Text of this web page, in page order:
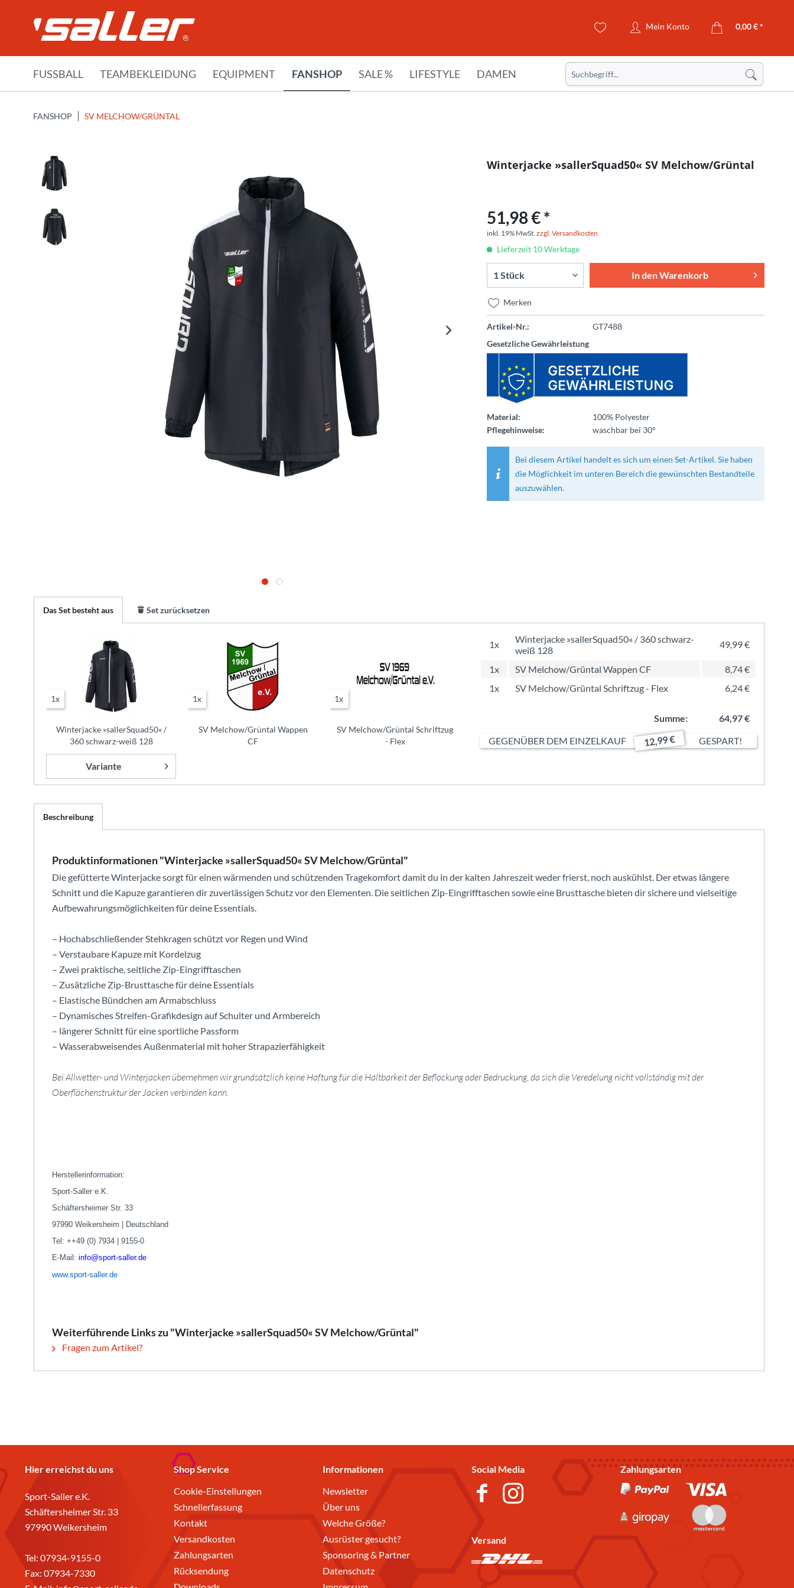
Mein Konto 0,00 € *
FUSSBALL TEAMBEKLEIDUNG EQUIPMENT FANSHOP SALE % LIFESTYLE DAMEN
FANSHOP SV MELCHOW/GRÜNTAL
Winterjacke »sallerSquad50« SV Melchow/Grüntal
51,98 € *
inkl. 19% MwSt. zzgl. Versandkosten
Lieferzeit 10 Werktage
In denWarenkorb
Merken
Artikel-Nr.:
GT7488
Gesetzliche Gewährleistung
Material:
100% Polyester
Pflegehinweise:
waschbar bei 30°
Bei diesem Artikel handelt es sich um einen Set-Artikel. Sie haben
die Möglichkeit im unteren Bereich die gewünschten Bestandteile
auszuwählen.
Das Set besteht aus Set zurücksetzen
1x
Winterjacke »sallerSquad50« /
360 schwarz-weiß 128
Variante
1x
SV Melchow/Grüntal Wappen
CF
1x
SV Melchow/Grüntal Schriftzug
- Flex
1x
Winterjacke »sallerSquad50« / 360 schwarz-
weiß 128
49,99 €
1x SV Melchow/Grüntal Wappen CF
8,74 €
1x
SV Melchow/Grüntal Schriftzug - Flex 6,24 €
Summe:
64,97 €
GEGENÜBER DEM EINZELKAUF
12,99 € GESPART!
Beschreibung
Produktinformationen "Winterjacke »sallerSquad50« SV Melchow/Grüntal"
Die gefütterte Winterjacke sorgt für einen wärmenden und schützenden Tragekomfort damit du in der kalten Jahreszeit weder frierst, noch auskühlst. Der etwas längere
Schnitt und die Kapuze garantieren dir zuverlässigen Schutz vor den Elementen. Die seitlichen Zip-Eingrifftaschen sowie eine Brusttasche bieten dir sichere und vielseitige
Aufbewahrungsmöglichkeiten für deine Essentials.
– Hochabschließender Stehkragen schützt vor Regen und Wind
– Verstaubare Kapuze mit Kordelzug
– Zwei praktische, seitliche Zip-Eingrifftaschen
– Zusätzliche Zip-Brusttasche für deine Essentials
– Elastische Bündchen am Armabschluss
– Dynamisches Streifen-Grafikdesign auf Schulter und Armbereich
– längerer Schnitt für eine sportliche Passform
– Wasserabweisendes Außenmaterial mit hoher Strapazierfähigkeit
Bei Allwetter- und Winterjacken übernehmen wir grundsätzlich keine Haftung für die Haltbarkeit der Beflockung oder Bedruckung, da sich die Veredelung nicht vollständig mit der
Oberflächenstruktur der Jacken verbinden kann.
Herstellerinformation:
Sport-Saller e.K.
Schäftersheimer Str. 33
97990 Weikersheim | Deutschland
Tel: ++49 (0) 7934 | 9155-0
E-Mail: info@sport-saller.de
www.sport-saller.de
Weiterführende Links zu "Winterjacke »sallerSquad50« SV Melchow/Grüntal"
Fragen zum Artikel?
Hier erreichst du uns
Sport-Saller e.K.
Schäftersheimer Str. 33
97990 Weikersheim
Tel: 07934-9155-0
Fax: 07934-7330
Shop Service
Cookie-Einstellungen
Schnellerfassung
Kontakt
Versandkosten
Zahlungsarten
Rücksendung
Informationen
Newsletter
Über uns
Welche Größe?
Ausrüster gesucht?
Sponsoring & Partner
Datenschutz
Social Media
Versand
Zahlungsarten